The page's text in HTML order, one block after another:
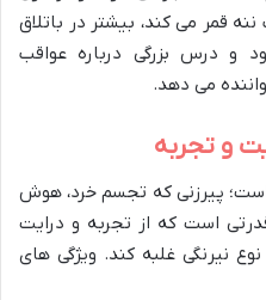
قمر می کند، بیشتر در باتلاق
و درس بزرگی درباره عواقب
می دهد.
و تجربه
است؛ پیرزنی که تجسم خرد، هوش
است که از تجربه و درایت
نیرنگی غلبه کند. ویژگی های